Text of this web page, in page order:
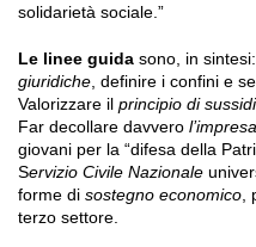
solidarietà sociale.”
Le linee guida sono, in
giuridiche , definire i confini e
Valorizzare il principio di
Far decollare davvero
giovani per la “difesa della
Servizio Civile Nazionale
forme di sostegno economico
terzo settore.